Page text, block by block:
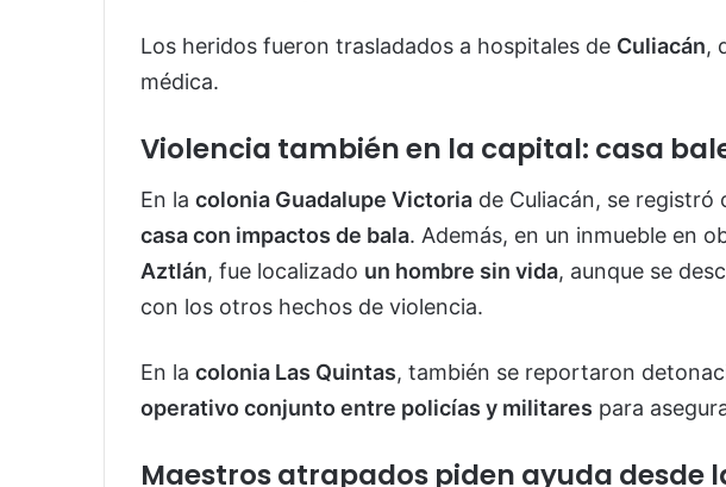
Los heridos fueron trasladados a hospitales de Culiacán,
médica.
Violencia también en la capital: casa
En la colonia Guadalupe Victoria de Culiacán, se registró
casa con impactos de bala. Además, en un inmueble en
Aztlán, fue localizado un hombre sin vida, aunque se
con los otros hechos de violencia.
En la colonia Las Quintas, también se reportaron
operativo conjunto entre policías y militares para
Maestros atrapados piden ayuda desde